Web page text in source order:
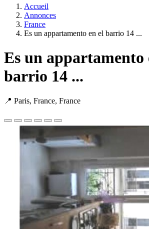
Accueil
Annonces
France
Es un appartamento en el barrio 14 ...
Es un appartamento
barrio 14 ...
📍 Paris, France, France